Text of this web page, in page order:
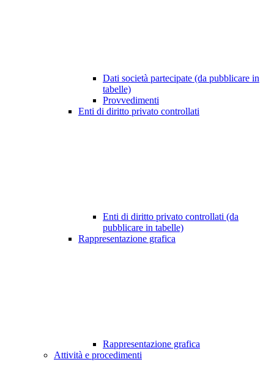
Dati società partecipate (da pubblicare in
tabelle)
Provvedimenti
Enti di diritto privato controllati
Enti di diritto privato controllati (da
pubblicare in tabelle)
Rappresentazione grafica
Rappresentazione grafica
Attività e procedimenti